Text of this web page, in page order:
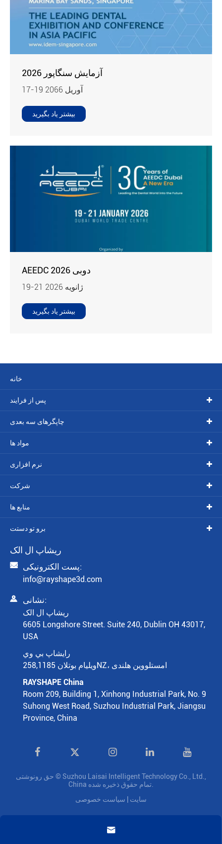
آزمایش سنگاپور 2026
17-19 آوريل 2066
بیشتر یاد بگیرید
AEEDC دوبی 2026
19-21 ژانویه 2026
بیشتر یاد بگیرید
خانه
پس از فرایند
چاپگرهای سه بعدی
مواد ها
نرم افزاری
شرکت
منابع ها
برو تو دستت
ريشاپ ال الک
 پست الکترونیکی:
info@rayshape3d.com
 نشانی:
ريشاپ ال الک
6605 Longshore Street. Suite 240, Dublin OH 43017,
USA
رايشاپ بي وي
ویلیام بوتلان 258,1185NZ، امستلووین هلندی
RAYSHAPE China
Room 209, Building 1, Xinhong Industrial Park, No. 9
Suhong West Road, Suzhou Industrial Park, Jiangsu
Province, China

حق رونوشتی © Suzhou Laisai Intelligent Technology Co., Ltd.,
China
سایت
سیاست خصوصی
